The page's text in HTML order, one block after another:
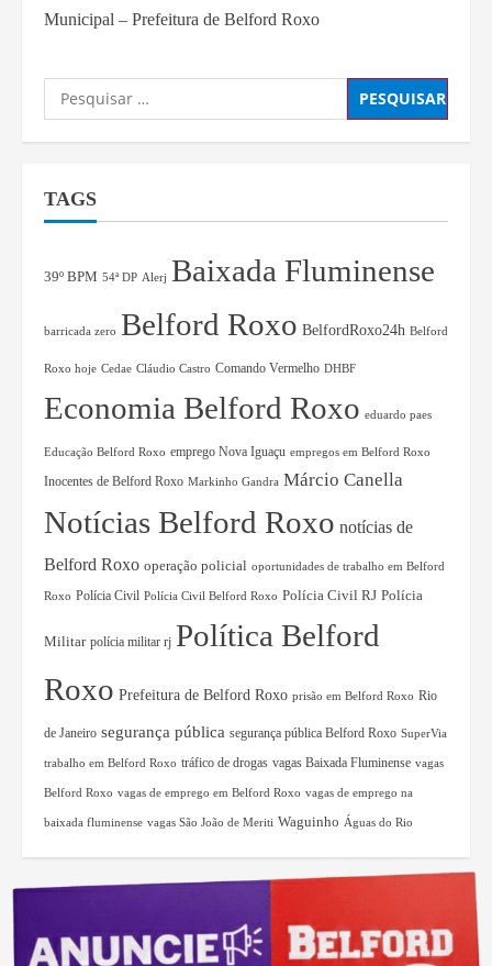
Municipal – Prefeitura de Belford Roxo
TAGS
39º BPM 54ª DP Alerj Baixada Fluminense
barricada zero Belford Roxo BelfordRoxo24h Belford
Roxo hoje Cedae Cláudio Castro Comando Vermelho DHBF
Economia Belford Roxo eduardo paes
Educação Belford Roxo emprego Nova Iguaçu empregos em Belford Roxo
Inocentes de Belford Roxo Markinho Gandra Márcio Canella
Notícias Belford Roxo notícias de
Belford Roxo operação policial oportunidades de trabalho em Belford
Roxo Polícia Civil Polícia Civil Belford Roxo Polícia Civil RJ Polícia
Militar polícia militar rj Política Belford
Roxo Prefeitura de Belford Roxo prisão em Belford Roxo Rio
de Janeiro segurança pública segurança pública Belford Roxo SuperVia
trabalho em Belford Roxo tráfico de drogas vagas Baixada Fluminense vagas
Belford Roxo vagas de emprego em Belford Roxo vagas de emprego na
baixada fluminense vagas São João de Meriti Waguinho Águas do Rio